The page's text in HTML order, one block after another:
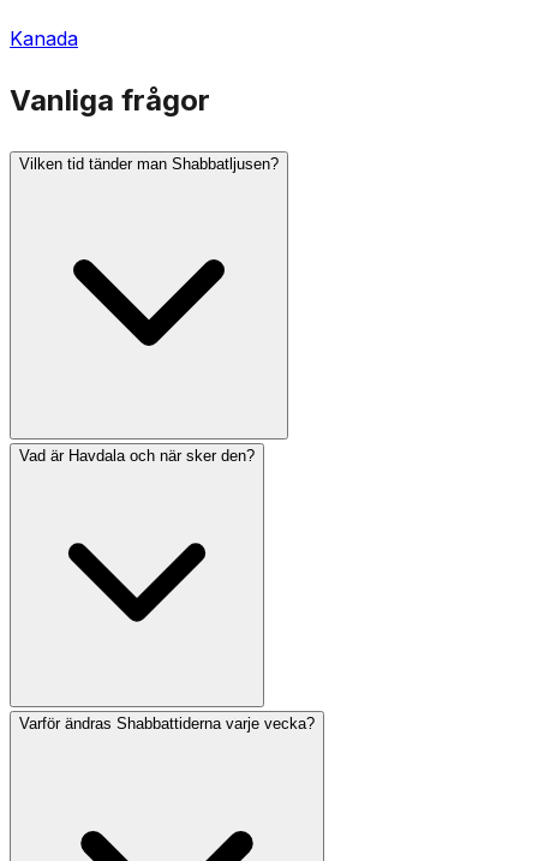
Kanada
Vanliga frågor
Vilken tid tänder man Shabbatljusen?
samhällen, särskilt i Jerusalem, tänder 40 minuter före
solnedgången. Använd vårt Shabbattider-verktyg för att
hitta den exakta ljuständningstiden för din specifika plats.
Vad är Havdala och när sker den?
Havdala är ceremonin som markerar Shabbats slut på
solnedgången beroende på plats och samhällets
Varför ändras Shabbattiderna varje vecka?